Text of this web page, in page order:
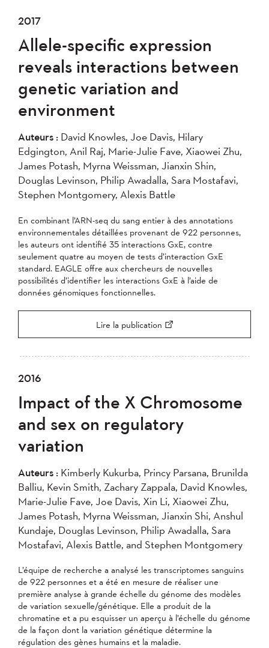
Tout
2023
2022
2020
2019
2018
2017
2016
2015
2014
2013
2011
2010
2004
Appliquer
Plus récent au plus ancien
Plus ancien au plus récent
2017
Allele-specific expression
reveals interactions between
genetic variation and
environment
Auteurs : David Knowles, Joe Davis, Hilary
Edgington, Anil Raj, Marie-Julie Fave, Xiaowei Zhu,
James Potash, Myrna Weissman, Jianxin Shin,
Douglas Levinson, Philip Awadalla, Sara Mostafavi,
Stephen Montgomery, Alexis Battle
En combinant l’ARN-seq du sang entier à des annotations
environnementales détaillées provenant de 922 personnes,
les auteurs ont identifié 35 interactions GxE, contre
seulement quatre au moyen de tests d’interaction GxE
standard. EAGLE offre aux chercheurs de nouvelles
possibilités d’identifier les interactions GxE à l’aide de
données génomiques fonctionnelles.
Lire la publication
2016
Impact of the X Chromosome
and sex on regulatory
variation
Auteurs : Kimberly Kukurba, Princy Parsana, Brunilda
Balliu, Kevin Smith, Zachary Zappala, David Knowles,
Marie-Julie Fave, Joe Davis, Xin Li, Xiaowei Zhu,
James Potash, Myrna Weissman, Jianxin Shi, Anshul
Kundaje, Douglas Levinson, Philip Awadalla, Sara
Mostafavi, Alexis Battle, and Stephen Montgomery
L’équipe de recherche a analysé les transcriptomes sanguins
de 922 personnes et a été en mesure de réaliser une
première analyse à grande échelle du génome des modèles
de variation sexuelle/génétique. Elle a produit de la
chromatine et a pu esquisser un aperçu à l’échelle du génome
de la façon dont la variation génétique détermine la
régulation des gènes humains et la maladie.